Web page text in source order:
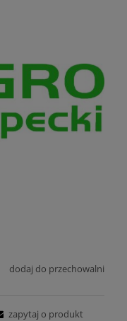
dodaj do przechowalni
zapytaj o produkt